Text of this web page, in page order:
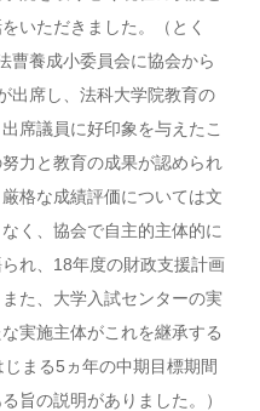
いただきました。（とく
曹養成小委員会に協会から
出席し、法科大学院教育の
席議員に好印象を与えたこ
力と教育の成果が認められ
格な成績評価については文
く、協会で自主的主体的に
れ、18年度の財政支援計画
た、大学入試センターの実
実施主体がこれを継承する
まる5ヵ年の中期目標期間
旨の説明がありました。）